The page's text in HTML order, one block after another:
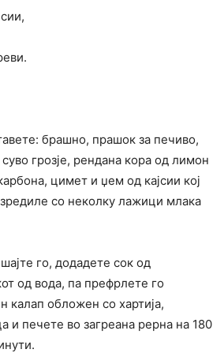
брашно, прашок за печиво,
грозје, рендана кора од лимон
цимет и џем од кајсии кој
со неколку лажици млака
го, додадете сок од
од вода, па префрлете го
калап обложен со хартија,
и печете во загреана рерна на 180